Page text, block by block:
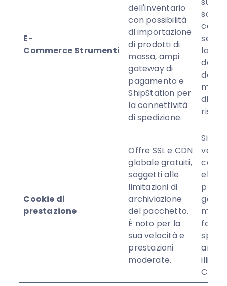
E-
Commerce Strumenti
dell'inventario
con possibilità
di importazione
di prodotti di
massa, ampi
gateway di
pagamento e
ShipStation per
la connettività
di spedizione.
la
degli
di
Cookie di
prestazione
Offre SSL e CDN
globale gratuiti,
soggetti alle
limitazioni di
archiviazione
del pacchetto.
È noto per la
sua velocità e
prestazioni
moderate.
Si